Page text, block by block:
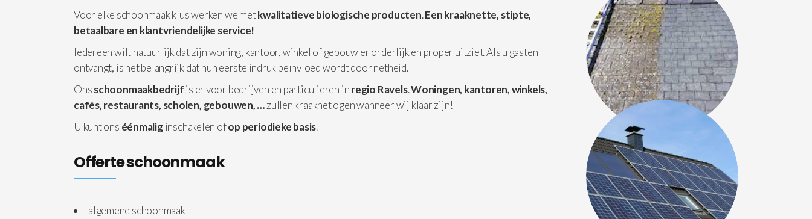
Voor elke schoonmaak klus werken we metkwalitatieve biologische producten.Een kraaknette, stipte,
betaalbare en klantvriendelijke service!
Iedereen wilt natuurlijk dat zijn woning, kantoor, winkel of gebouw er orderlijk en proper uitziet. Als u gasten
ontvangt, is het belangrijk dat hun eerste indruk beïnvloed wordt door netheid.
Onsschoonmaakbedrijfis er voor bedrijven en particulieren inregio Ravels.Woningen, kantoren, winkels,
cafés, restaurants, scholen, gebouwen, …zullen kraaknet ogen wanneer wij klaar zijn!
U kunt ons éénmaliginschakelen ofop periodieke basis.
Offerte schoonmaak
algemene schoonmaak